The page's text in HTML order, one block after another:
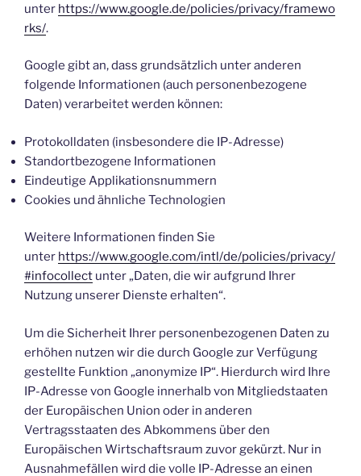
unter https://www.google.de/policies/privacy/framewo
rks/.
Google gibt an, dass grundsätzlich unter anderen
folgende Informationen (auch personenbezogene
Daten) verarbeitet werden können:
Protokolldaten (insbesondere die IP-Adresse)
Standortbezogene Informationen
Eindeutige Applikationsnummern
Cookies und ähnliche Technologien
Weitere Informationen finden Sie
unter https://www.google.com/intl/de/policies/privacy/
#infocollect unter „Daten, die wir aufgrund Ihrer
Nutzung unserer Dienste erhalten“.
Um die Sicherheit Ihrer personenbezogenen Daten zu
erhöhen nutzen wir die durch Google zur Verfügung
gestellte Funktion „anonymize IP“. Hierdurch wird Ihre
IP-Adresse von Google innerhalb von Mitgliedstaaten
der Europäischen Union oder in anderen
Vertragsstaaten des Abkommens über den
Europäischen Wirtschaftsraum zuvor gekürzt. Nur in
Ausnahmefällen wird die volle IP-Adresse an einen